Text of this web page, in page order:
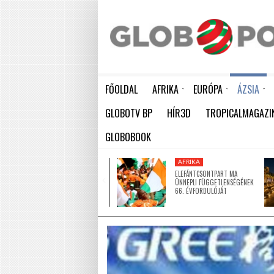
FŐOLDAL AFRIKA EURÓPA ÁZSIA
GLOBOTV BP HÍR3D
GLOBOBOOK
AFRIKA
ELEFÁNTCSONTPART MA
ÜNNEPLI FÜGGETLENSÉGÉNEK
66. ÉVFORDULÓJÁT